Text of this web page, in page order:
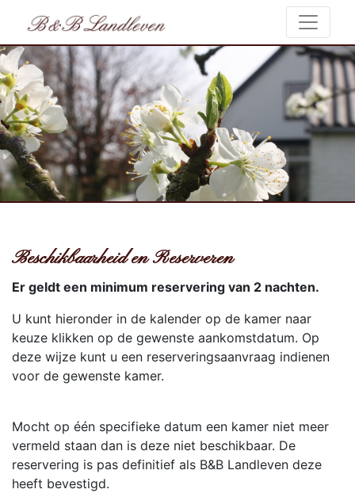
Beschikbaarheid en Reserveren
Er geldt een minimum reservering van 2 nachten.
U kunt hieronder in de kalender op de kamer naar
keuze klikken op de gewenste aankomstdatum. Op
deze wijze kunt u een reserveringsaanvraag indienen
voor de gewenste kamer.
Mocht op één specifieke datum een kamer niet meer
vermeld staan dan is deze niet beschikbaar. De
reservering is pas definitief als B&B Landleven deze
heeft bevestigd.